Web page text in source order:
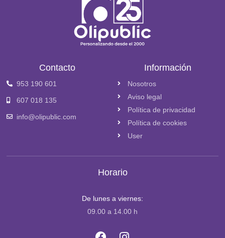
Contacto
953 190 601
607 018 135
info@olipublic.com
Información
Nosotros
Aviso legal
Política de privacidad
Política de cookies
User
Horario
De lunes a viernes:
09.00 a 14.00 h